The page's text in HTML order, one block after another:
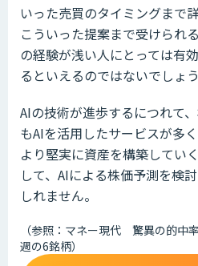
いった売買のタイミングまで
こういった提案まで受けられ
の経験が浅い人にとっては有
るといえるのではないでしょう
AIの技術が進歩するにつれて
もAIを活用したサービスが多
より堅実に資産を構築してい
して、AIによる株価予測を検
しれません。
（参照：マネー現代 驚異の的中
週の6銘柄）